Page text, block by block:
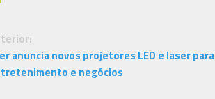
anuncia novos projetores LED e laser para
e negócios